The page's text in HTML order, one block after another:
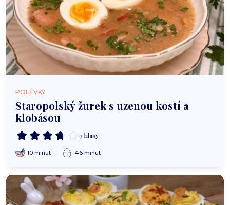
POLÉVKY
Staropolský žurek s uzenou kostí a
klobásou
3 hlasy
10 minut 46 minut